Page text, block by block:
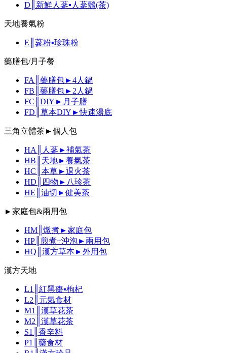
D║新鮮人蔘▪人蔘鬚(茶)
天地養氣粉
E║蔘粉▪珍珠粉
藥膳包/月子餐
FA║藥膳包►4人鍋
FB║藥膳包►2人鍋
FC║DIY►月子膳
FD║草本DIY►快速湯底
三角立體茶►個人包
HA║人蔘►補氣茶
HB║天地►養氣茶
HC║本草►退火茶
HD║四物►八珍茶
HE║油切►健美茶
►家庭包&兩用包
HM║燉煮►家庭包
HP║煎煮+沖泡►兩用包
HQ║漢方草本►外用包
漢方天地
L1║紅黑棗▪枸杞
L2║元氣食材
M1║漢草花茶
M2║漢草花茶
S1║香辛料
P1║藥食材